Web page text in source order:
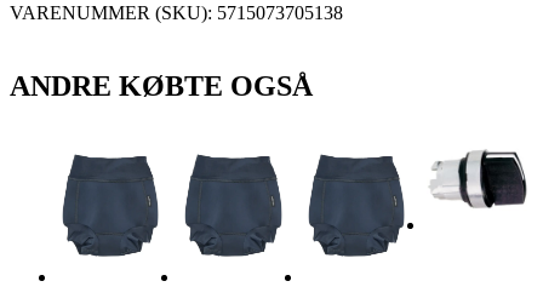
VARENUMMER (SKU): 5715073705138
ANDRE KØBTE OGSÅ